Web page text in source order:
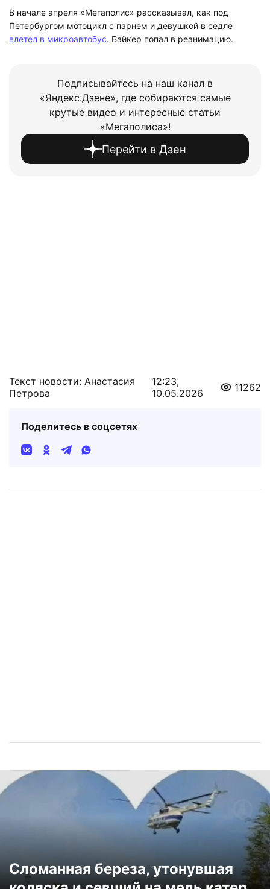
В начале апреля «Мегаполис» рассказывал, как под
Петербургом мотоцикл с парнем и девушкой в седле
влетел в микроавтобус. Байкер попал в реанимацию.
Подписывайтесь на наш канал в
«Яндекс.Дзене», где собираются самые
крутые видео и интересные статьи
«Мегаполиса»!
Перейти в Дзен
Текст новости: Анастасия
Петрова
12:23,
10.05.2026
11262
Поделитесь в соцсетях
Сломанная береза, утонувшая